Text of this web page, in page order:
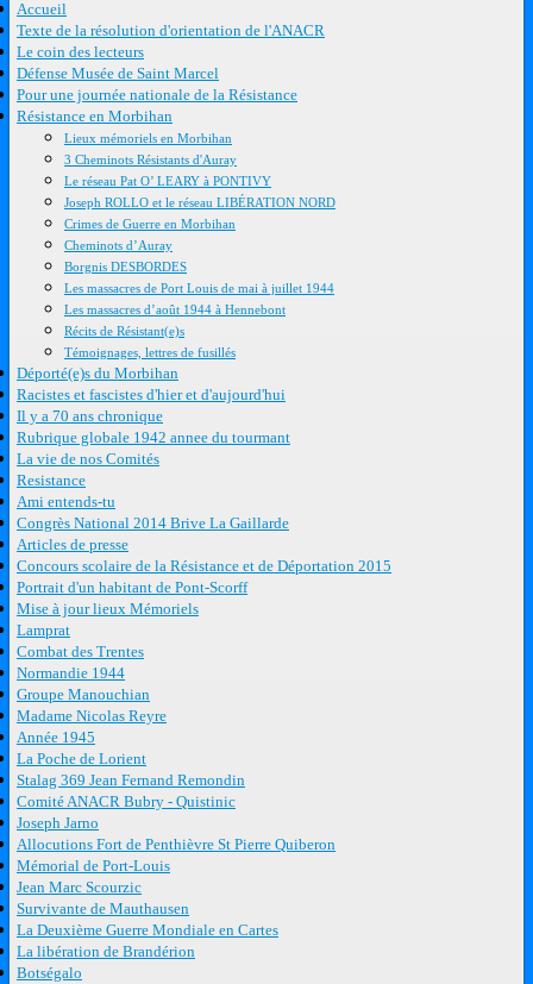
Accueil
Texte de la résolution d'orientation de l'ANACR
Le coin des lecteurs
Défense Musée de Saint Marcel
Pour une journée nationale de la Résistance
Résistance en Morbihan
Lieux mémoriels en Morbihan
3 Cheminots Résistants d'Auray
Le réseau Pat O’ LEARY à PONTIVY
Joseph ROLLO et le réseau LIBÉRATION NORD
Crimes de Guerre en Morbihan
Cheminots d’Auray
Borgnis DESBORDES
Les massacres de Port Louis de mai à juillet 1944
Les massacres d’août 1944 à Hennebont
Récits de Résistant(e)s
Témoignages, lettres de fusillés
Déporté(e)s du Morbihan
Racistes et fascistes d'hier et d'aujourd'hui
Il y a 70 ans chronique
Rubrique globale 1942 annee du tourmant
La vie de nos Comités
Resistance
Ami entends-tu
Congrès National 2014 Brive La Gaillarde
Articles de presse
Concours scolaire de la Résistance et de Déportation 2015
Portrait d'un habitant de Pont-Scorff
Mise à jour lieux Mémoriels
Lamprat
Combat des Trentes
Normandie 1944
Groupe Manouchian
Madame Nicolas Reyre
Année 1945
La Poche de Lorient
Stalag 369 Jean Fernand Remondin
Comité ANACR Bubry - Quistinic
Joseph Jarno
Allocutions Fort de Penthièvre St Pierre Quiberon
Mémorial de Port-Louis
Jean Marc Scourzic
Survivante de Mauthausen
La Deuxième Guerre Mondiale en Cartes
La libération de Brandérion
Botségalo